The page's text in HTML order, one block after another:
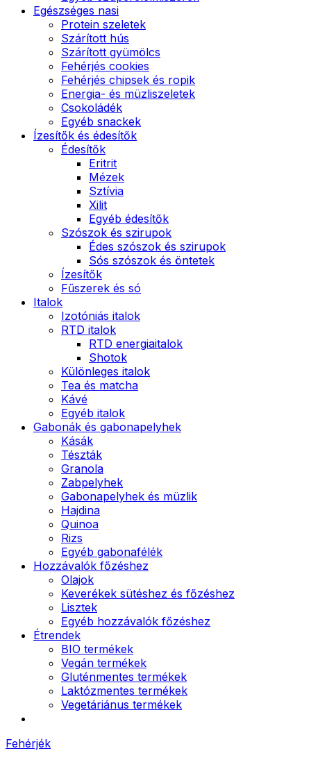
Egészséges nasi
Protein szeletek
Szárított hús
Szárított gyümölcs
Fehérjés cookies
Fehérjés chipsek és ropik
Energia- és müzliszeletek
Csokoládék
Egyéb snackek
Ízesítők és édesítők
Édesítők
Eritrit
Mézek
Sztívia
Xilit
Egyéb édesítők
Szószok és szirupok
Édes szószok és szirupok
Sós szószok és öntetek
Ízesítők
Fűszerek és só
Italok
Izotóniás italok
RTD italok
RTD energiaitalok
Shotok
Különleges italok
Tea és matcha
Kávé
Egyéb italok
Gabonák és gabonapelyhek
Kásák
Tészták
Granola
Zabpelyhek
Gabonapelyhek és müzlik
Hajdina
Quinoa
Rizs
Egyéb gabonafélék
Hozzávalók főzéshez
Olajok
Keverékek sütéshez és főzéshez
Lisztek
Egyéb hozzávalók főzéshez
Étrendek
BIO termékek
Vegán termékek
Gluténmentes termékek
Laktózmentes termékek
Vegetáriánus termékek
Fehérjék